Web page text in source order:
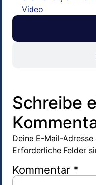
Video
Schreibe
Deine E-Mail-
Erforderliche Felder
Kommentar *